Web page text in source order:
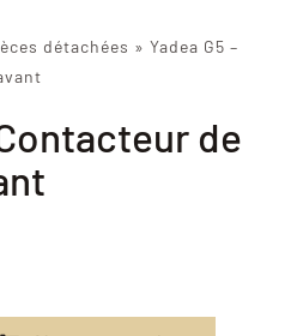
détachées » Yadea G5 –
de